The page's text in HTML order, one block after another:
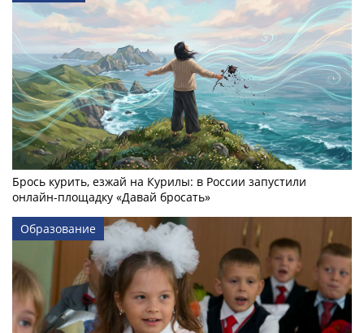
Брось курить, езжай на Курилы: в России запустили
онлайн-­площадку «Давай бросать»
Образование